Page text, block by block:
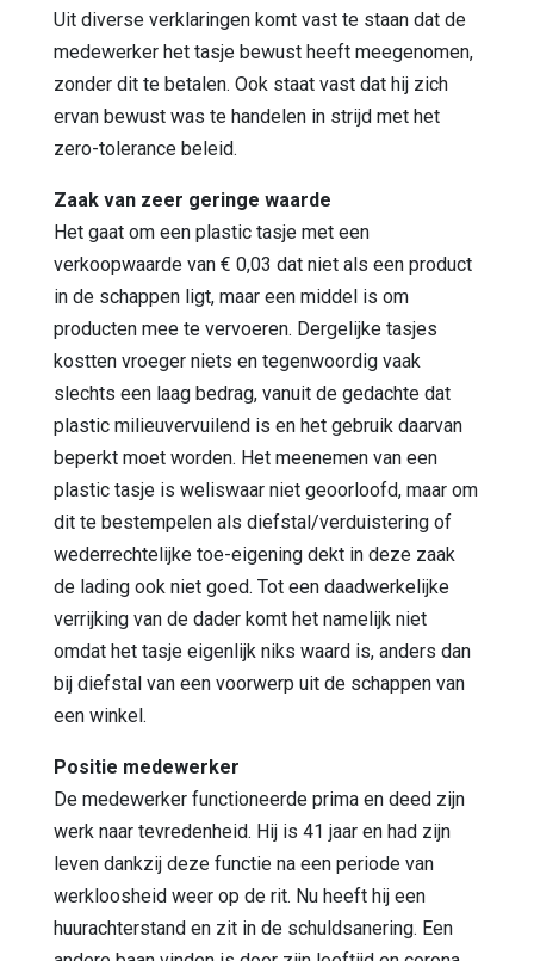
Uit diverse verklaringen komt vast te staan dat de
medewerker het tasje bewust heeft meegenomen,
zonder dit te betalen. Ook staat vast dat hij zich
ervan bewust was te handelen in strijd met het
zero-tolerance beleid.
Zaak van zeer geringe waarde
Het gaat om een plastic tasje met een
verkoopwaarde van € 0,03 dat niet als een product
in de schappen ligt, maar een middel is om
producten mee te vervoeren. Dergelijke tasjes
kostten vroeger niets en tegenwoordig vaak
slechts een laag bedrag, vanuit de gedachte dat
plastic milieuvervuilend is en het gebruik daarvan
beperkt moet worden. Het meenemen van een
plastic tasje is weliswaar niet geoorloofd, maar om
dit te bestempelen als diefstal/verduistering of
wederrechtelijke toe-eigening dekt in deze zaak
de lading ook niet goed. Tot een daadwerkelijke
verrijking van de dader komt het namelijk niet
omdat het tasje eigenlijk niks waard is, anders dan
bij diefstal van een voorwerp uit de schappen van
een winkel.
Positie medewerker
De medewerker functioneerde prima en deed zijn
werk naar tevredenheid. Hij is 41 jaar en had zijn
leven dankzij deze functie na een periode van
werkloosheid weer op de rit. Nu heeft hij een
huurachterstand en zit in de schuldsanering. Een